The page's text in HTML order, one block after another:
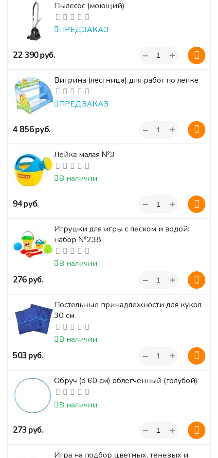
Пылесос (моющий)
ПРЕДЗАКАЗ
‍22 390‍руб. +
−
Витрина (лестница) для работ по лепке
ПРЕДЗАКАЗ
‍4 856‍руб. +
−
Лейка малая №3
В наличии
‍94‍руб. +
−
Игрушки для игры с песком и водой:
набор №238
В наличии
‍276‍руб. +
−
Постельные принадлежности для кукол
30 см.
В наличии
‍503‍руб. +
−
Обруч (d 60 см) облегченный (голубой)
В наличии
‍273‍руб. +
−
Игра на подбор цветных, теневых и